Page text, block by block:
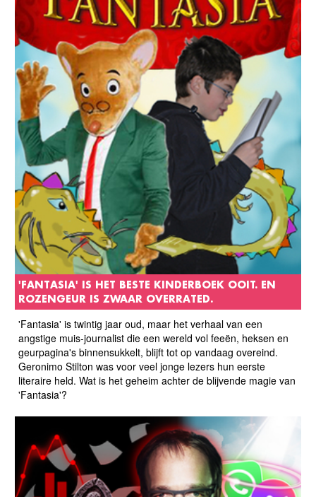
'FANTASIA' IS HET BESTE KINDERBOEK OOIT. EN
ROZENGEUR IS ZWAAR OVERRATED.
'Fantasia' is twintig jaar oud, maar het verhaal van een
angstige muis-journalist die een wereld vol feeën, heksen en
geurpagina's binnensukkelt, blijft tot op vandaag overeind.
Geronimo Stilton was voor veel jonge lezers hun eerste
literaire held. Wat is het geheim achter de blijvende magie van
'Fantasia'?